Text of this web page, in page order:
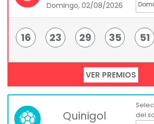
Domingo, 02/08/2026
16 23 29 35 51
VER PREMIOS
Quinigol
del